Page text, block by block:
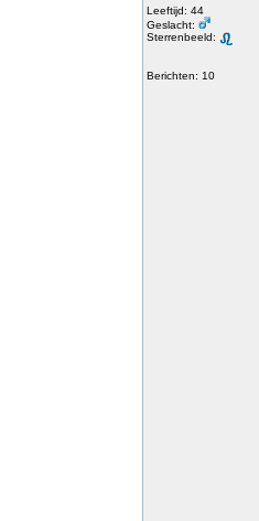
Leeftijd: 44
Geslacht:
Sterrenbeeld:
Berichten: 10